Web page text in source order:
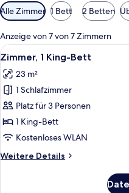
Verfügbare
Filter
für
Zimmer
Alle Zimmer 1 Bett 2 Betten
Anzeige von 7 von 7 Zimmern
Alle
Fotos
für
Zimmer,
1 King-
Bett
anzeigen
6
Zimmer, 1 King-Bett
23 m²
1 Schlafzimmer
Platz für 3 Personen
1 King-Bett
Kostenloses WLAN
Weitere Details
Weitere